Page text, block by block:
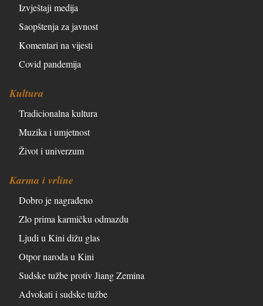
Izvještaji medija
Saopštenja za javnost
Komentari na vijesti
Covid pandemija
Kultura
Tradicionalna kultura
Muzika i umjetnost
Život i univerzum
Karma i vrline
Dobro je nagrađeno
Zlo prima karmičku odmazdu
Ljudi u Kini dižu glas
Otpor naroda u Kini
Sudske tužbe protiv Jiang Zemina
Advokati i sudske tužbe